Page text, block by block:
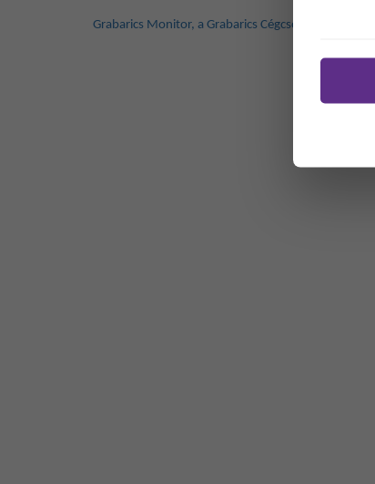
Grabarics Monitor, a Grabarics Cégcsoport vállalati